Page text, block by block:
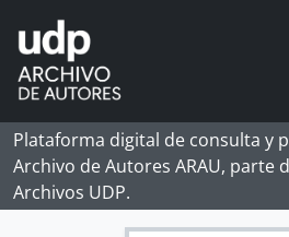
Skip to main content
Plataforma digital de consulta y
Archivo de Autores ARAU, parte
Archivos UDP.